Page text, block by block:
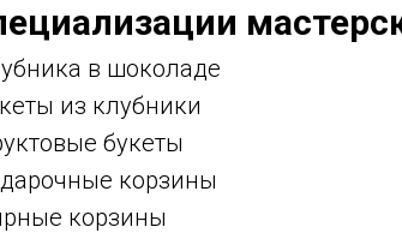
в шоколаде
из клубники
букеты
корзины
корзины